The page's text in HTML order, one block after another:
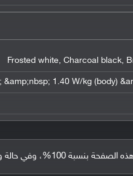
Frosted white, Charcoal black,
وفي حالة وجود خطأ يُرجى